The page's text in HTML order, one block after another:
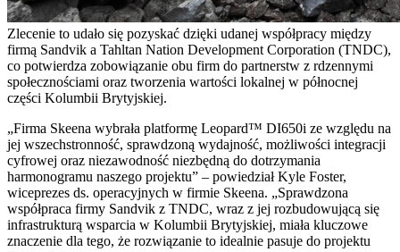
Zlecenie to udało się pozyskać dzięki udanej współpracy między
firmą Sandvik a Tahltan Nation Development Corporation (TNDC),
co potwierdza zobowiązanie obu firm do partnerstw z rdzennymi
społecznościami oraz tworzenia wartości lokalnej w północnej
części Kolumbii Brytyjskiej.
„Firma Skeena wybrała platformę Leopard™ DI650i ze względu na
jej wszechstronność, sprawdzoną wydajność, możliwości integracji
cyfrowej oraz niezawodność niezbędną do dotrzymania
harmonogramu naszego projektu” – powiedział Kyle Foster,
wiceprezes ds. operacyjnych w firmie Skeena. „Sprawdzona
współpraca firmy Sandvik z TNDC, wraz z jej rozbudowującą się
infrastrukturą wsparcia w Kolumbii Brytyjskiej, miała kluczowe
znaczenie dla tego, że rozwiązanie to idealnie pasuje do projektu